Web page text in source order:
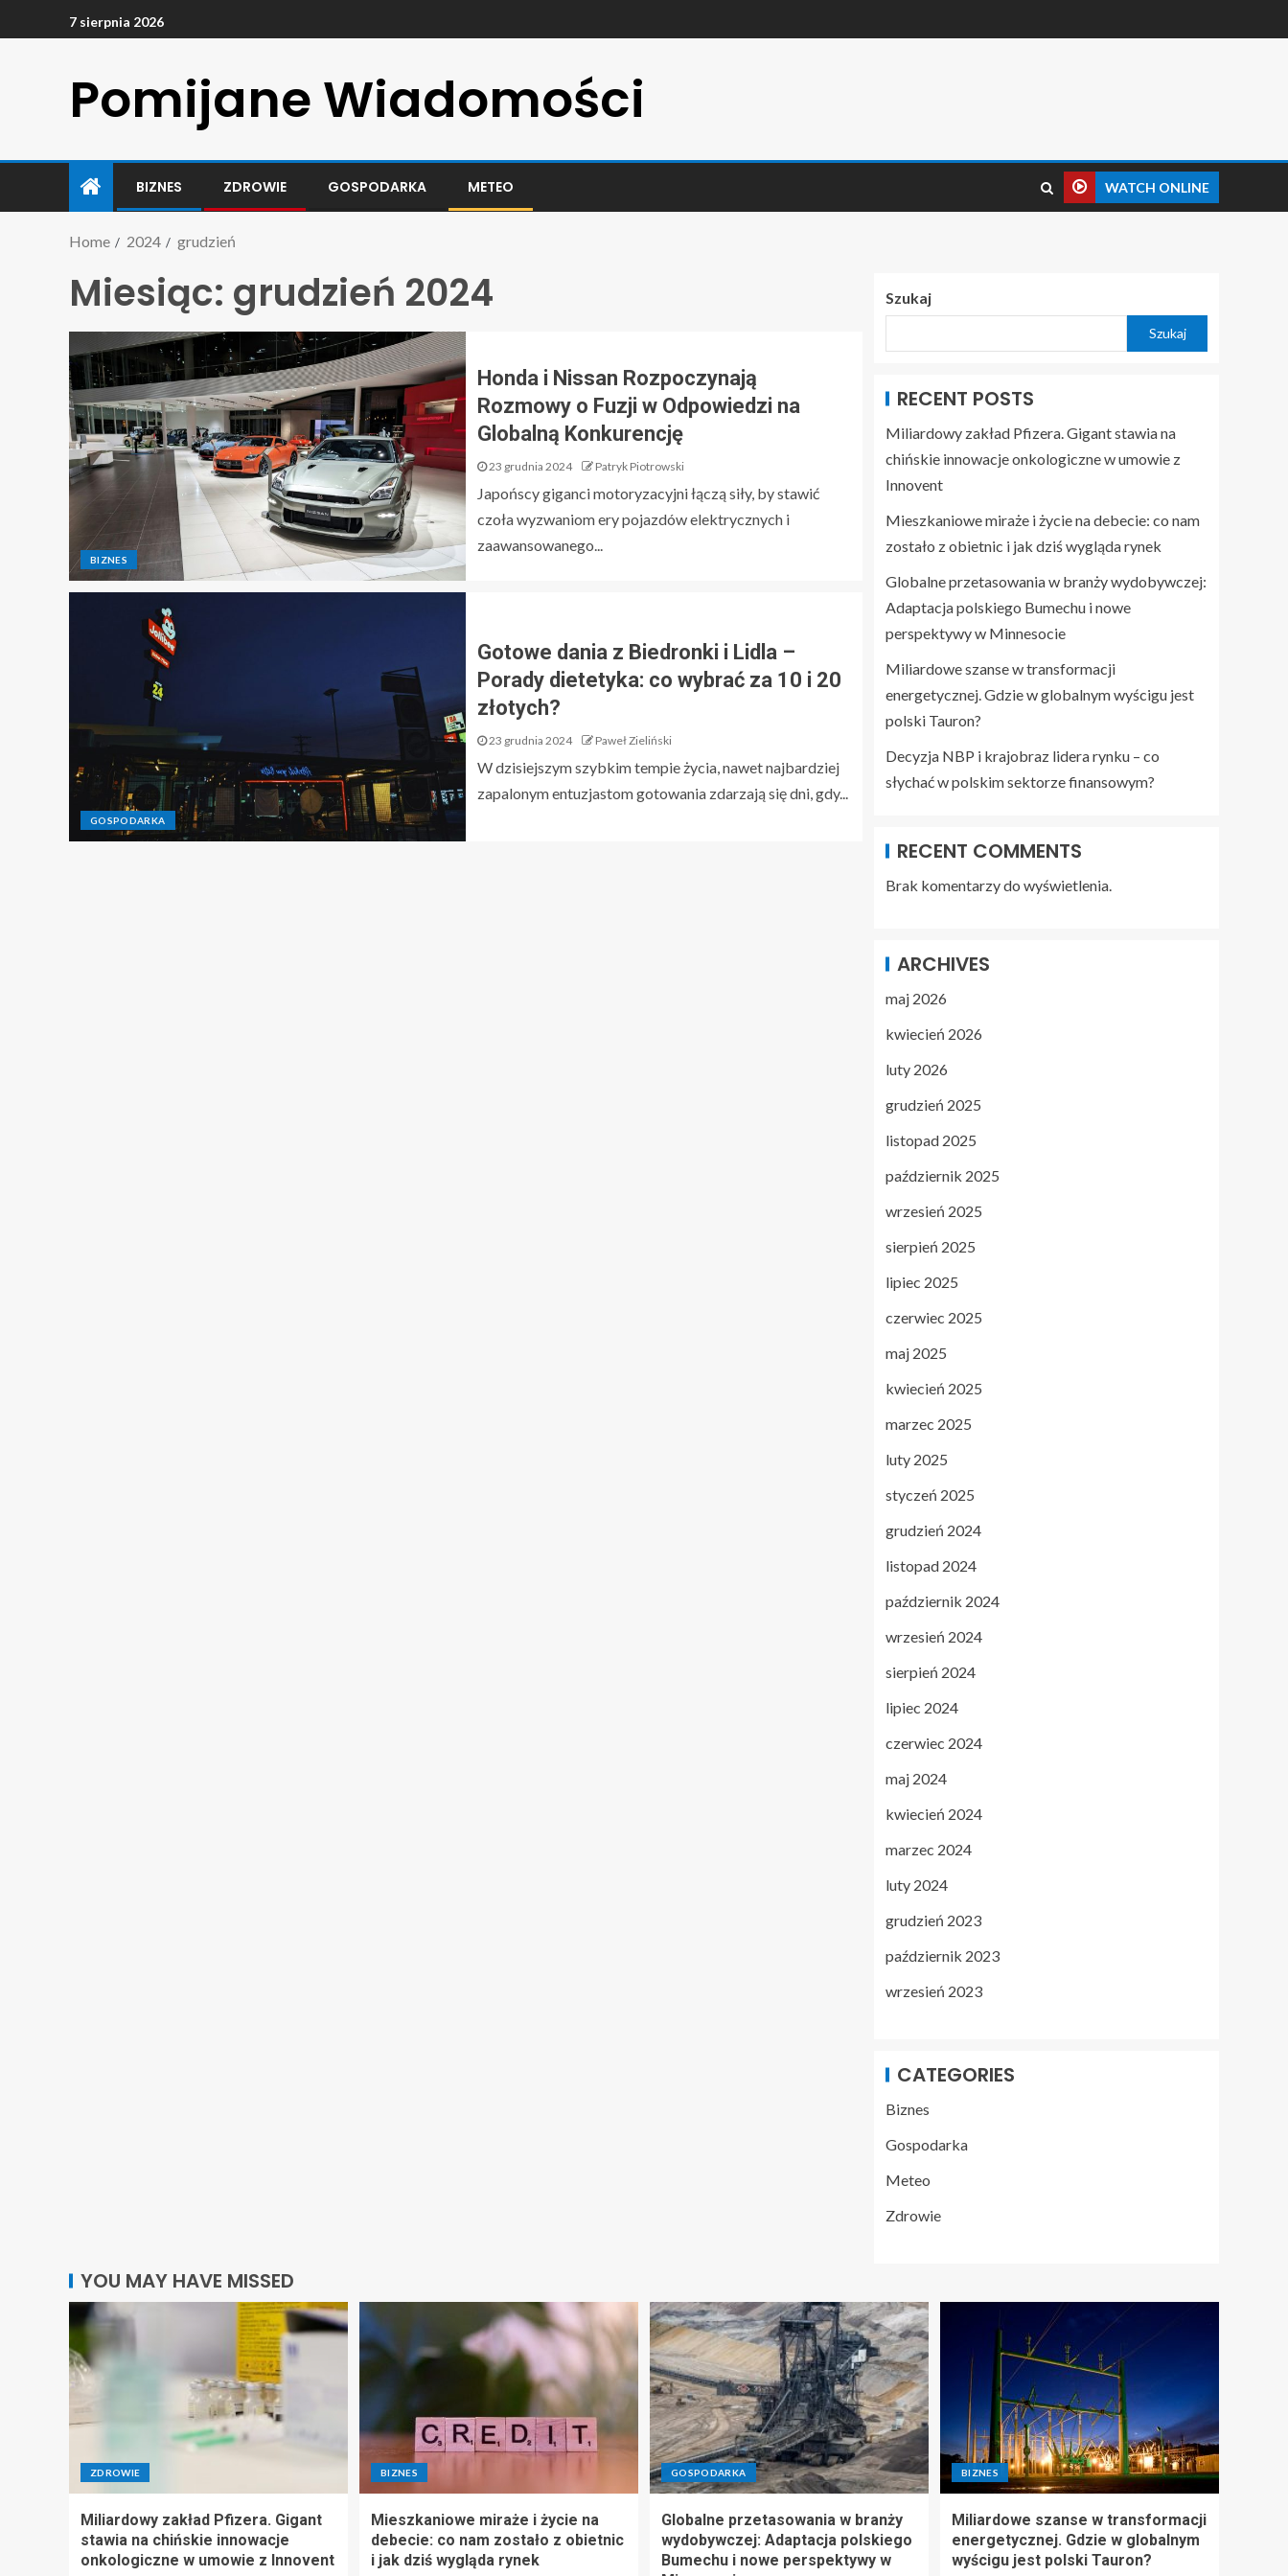
7 sierpnia 2026
Pomijane Wiadomości
BIZNES ZDROWIE GOSPODARKA METEO WATCH ONLINE
Home 2024 grudzień
Miesiąc: grudzień 2024
BIZNES
Honda i Nissan Rozpoczynają
Rozmowy o Fuzji w Odpowiedzi na
Globalną Konkurencję
23 grudnia 2024 Patryk Piotrowski
Japońscy giganci motoryzacyjni łączą siły, by stawić
czoła wyzwaniom ery pojazdów elektrycznych i
zaawansowanego...
GOSPODARKA
Gotowe dania z Biedronki i Lidla –
Porady dietetyka: co wybrać za 10 i 20
złotych?
23 grudnia 2024 Paweł Zieliński
W dzisiejszym szybkim tempie życia, nawet najbardziej
zapalonym entuzjastom gotowania zdarzają się dni, gdy...
Szukaj
Szukaj
RECENT POSTS
Miliardowy zakład Pfizera. Gigant stawia na
chińskie innowacje onkologiczne w umowie z
Innovent
Mieszkaniowe miraże i życie na debecie: co nam
zostało z obietnic i jak dziś wygląda rynek
Globalne przetasowania w branży wydobywczej:
Adaptacja polskiego Bumechu i nowe
perspektywy w Minnesocie
Miliardowe szanse w transformacji
energetycznej. Gdzie w globalnym wyścigu jest
polski Tauron?
Decyzja NBP i krajobraz lidera rynku – co
słychać w polskim sektorze finansowym?
RECENT COMMENTS
Brak komentarzy do wyświetlenia.
ARCHIVES
maj 2026
kwiecień 2026
luty 2026
grudzień 2025
listopad 2025
październik 2025
wrzesień 2025
sierpień 2025
lipiec 2025
czerwiec 2025
maj 2025
kwiecień 2025
marzec 2025
luty 2025
styczeń 2025
grudzień 2024
listopad 2024
październik 2024
wrzesień 2024
sierpień 2024
lipiec 2024
czerwiec 2024
maj 2024
kwiecień 2024
marzec 2024
luty 2024
grudzień 2023
październik 2023
wrzesień 2023
CATEGORIES
Biznes
Gospodarka
Meteo
Zdrowie
YOU MAY HAVE MISSED
ZDROWIE
Miliardowy zakład Pfizera. Gigant
stawia na chińskie innowacje
onkologiczne w umowie z Innovent
BIZNES
Mieszkaniowe miraże i życie na
debecie: co nam zostało z obietnic
i jak dziś wygląda rynek
GOSPODARKA
Globalne przetasowania w branży
wydobywczej: Adaptacja polskiego
Bumechu i nowe perspektywy w
BIZNES
Miliardowe szanse w transformacji
energetycznej. Gdzie w globalnym
wyścigu jest polski Tauron?